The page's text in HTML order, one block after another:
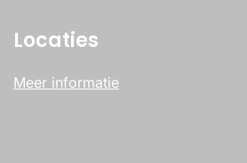
Locaties
Meer informatie